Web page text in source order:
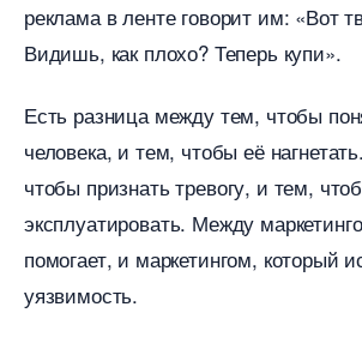
реклама в ленте говорит им: «Вот
идишь, как плохо? Теперь купи».
Есть разница между тем, чтобы
человека, и тем, чтобы её
чтобы признать тревогу, и тем,
эксплуатировать. Между
помогает, и маркетингом, который
уязвимость.